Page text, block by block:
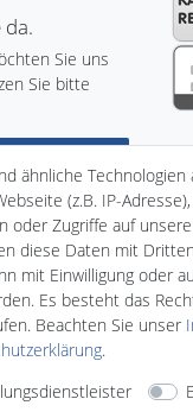
Sie uns
Sie bitte
Impressum
ähnliche
(z.B. IP-
oder Zugriffe auf
diese Daten mit
mit Einwilligung oder
Es besteht das
Beachten Sie unser
.